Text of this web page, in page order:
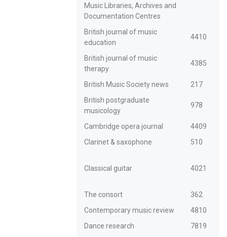
Music Libraries, Archives and
Documentation Centres
British journal of music
education
4410
British journal of music
therapy
4385
British Music Society news
217
British postgraduate
musicology
978
Cambridge opera journal
4409
Clarinet & saxophone
510
Classical guitar 4021
The consort
362
Contemporary music review
4810
Dance research
7819